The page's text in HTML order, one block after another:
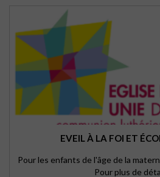
EVEIL À LA FOI ET
Pour les enfants de l'âge de la
Pour plus de